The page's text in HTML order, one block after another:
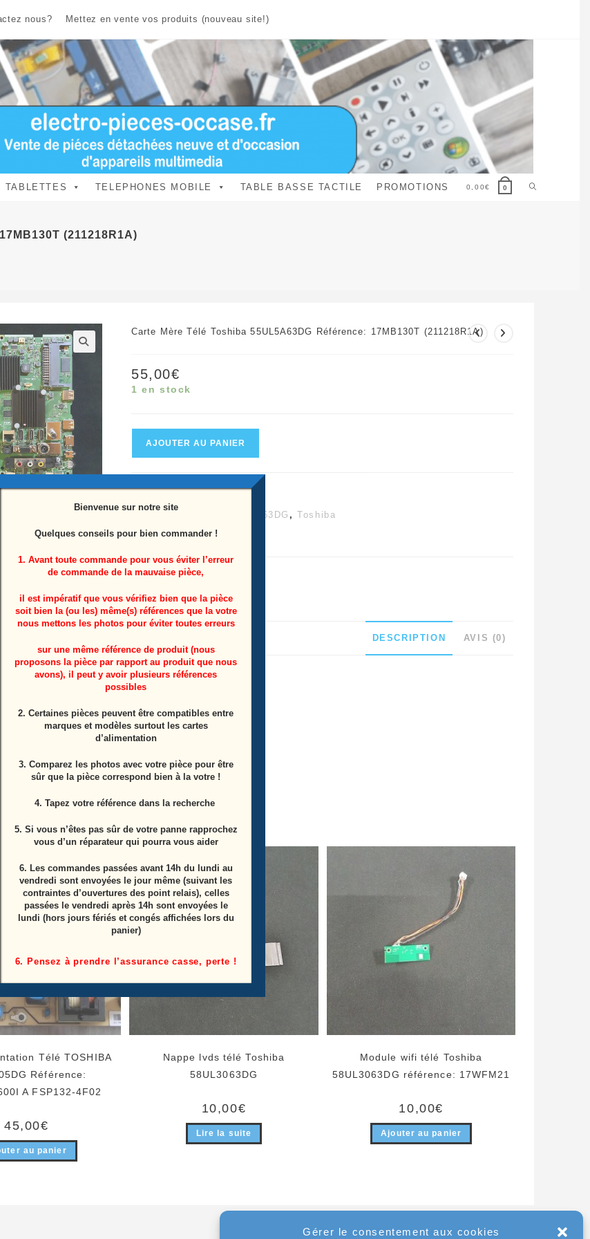
Gérer le consentement aux cookies
nous? Mettez en vente vos produits (nouveau site!)
TABLETTES TELEPHONES MOBILE TABLE BASSE TACTILE PROMOTIONS 0,00€ 0 Toggle
(211218R1A)
Carte Mère Télé Toshiba 55UL5A63DG Référence: 17MB130T (211218R1A)
55,00€
1 en stock
quantité
de
Carte
Toshiba
55UL5A63DG
Référence:
17MB130T
(211218R1A)
AJOUTER AU PANIER
55UL5A63DG ,Toshiba
Étiquette :55UL5A63DG
DESCRIPTION AVIS (0)
Toshiba
(211218R1A)
D’une Télé Écran Casser
Télé TOSHIBA
Référence:
A FSP132-4F02
45,00€
au panier
ÉPUISÉ
Nappe lvds télé Toshiba
58UL3063DG
10,00€
Lire la suite
Module wifi télé Toshiba
58UL3063DG référence: 17WFM21
10,00€
Ajouter au panier
Bienvenue sur notre site
Quelques conseils pour bien commander !
1. Avant toute commande pour vous éviter l’erreur
de commande de la mauvaise pièce,
il est impératif que vous vérifiez bien que la pièce
soit bien la (ou les) même(s) références que la votre
nous mettons les photos pour éviter toutes erreurs
sur une même référence de produit (nous
proposons la pièce par rapport au produit que nous
avons), il peut y avoir plusieurs références
possibles
2. Certaines pièces peuvent être compatibles entre
marques et modèles surtout les cartes
d’alimentation
3. Comparez les photos avec votre pièce pour être
sûr que la pièce correspond bien à la votre !
4. Tapez votre référence dans la recherche
5. Si vous n’êtes pas sûr de votre panne rapprochez
vous d’un réparateur qui pourra vous aider
6. Les commandes passées avant 14h du lundi au
vendredi sont envoyées le jour même (suivant les
contraintes d’ouvertures des point relais), celles
passées le vendredi après 14h sont envoyées le
lundi (hors jours fériés et congés affichées lors du
panier)
6. Pensez à prendre l’assurance casse, perte !